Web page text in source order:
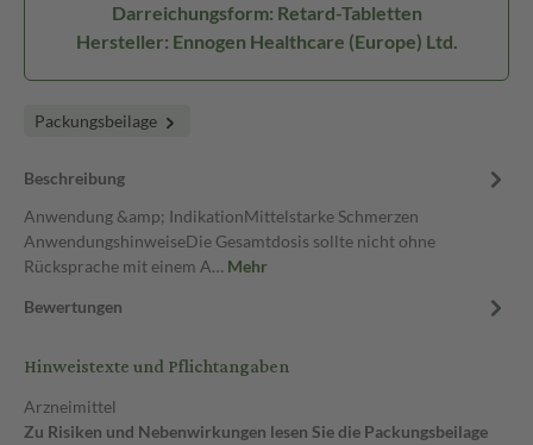
Darreichungsform: Retard-Tabletten
Hersteller: Ennogen Healthcare (Europe) Ltd.
Packungsbeilage
Beschreibung
Anwendung &amp; IndikationMittelstarke Schmerzen
AnwendungshinweiseDie Gesamtdosis sollte nicht ohne
Rücksprache mit einem A… Mehr
Bewertungen
Hinweistexte und Pflichtangaben
Arzneimittel
Zu Risiken und Nebenwirkungen lesen Sie die Packungsbeilage